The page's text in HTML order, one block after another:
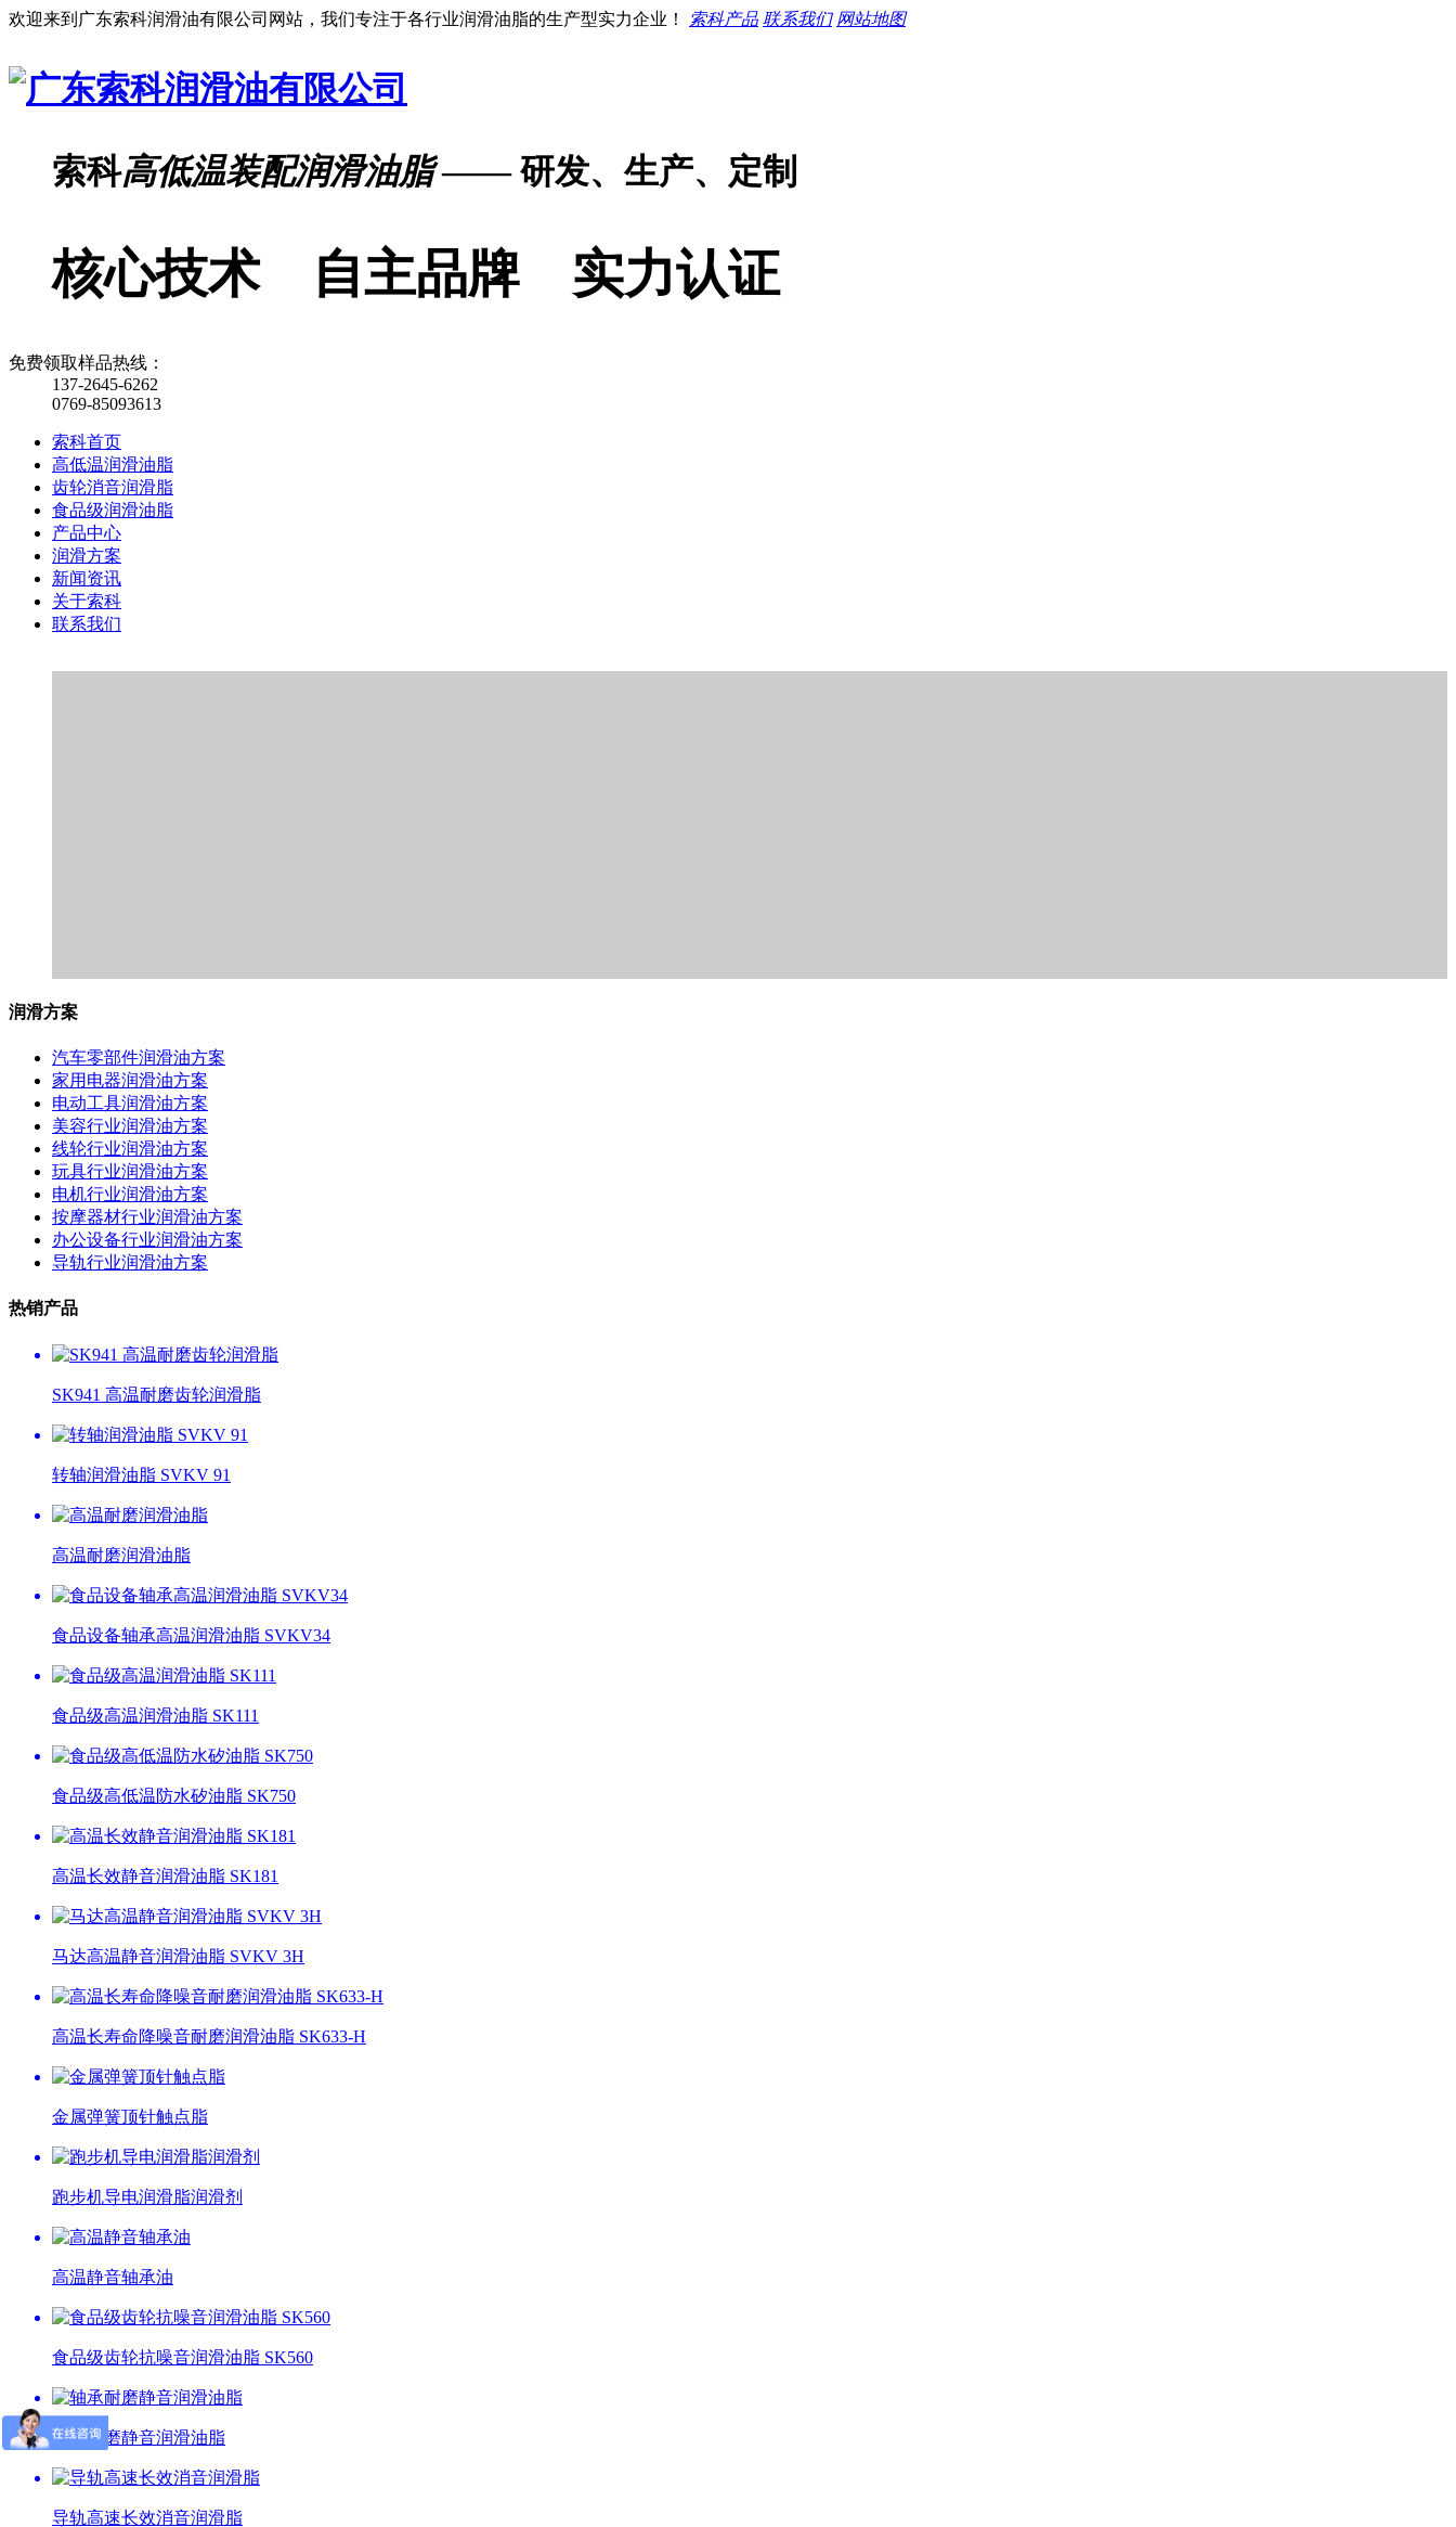
欢迎来到广东索科润滑油有限公司网站，我们专注于各行业润滑油脂的生产型实力企业！ 索科产品 联系我们 网站地图
索科高低温装配润滑油脂—— 研发、生产、定制
核心技术 自主品牌 实力认证
免费领取样品热线：
137-2645-6262
0769-85093613
索科首页
高低温润滑油脂
齿轮消音润滑脂
食品级润滑油脂
产品中心
润滑方案
新闻资讯
关于索科
联系我们
润滑方案
汽车零部件润滑油方案
家用电器润滑油方案
电动工具润滑油方案
美容行业润滑油方案
线轮行业润滑油方案
玩具行业润滑油方案
电机行业润滑油方案
按摩器材行业润滑油方案
办公设备行业润滑油方案
导轨行业润滑油方案
热销产品
SK941 高温耐磨齿轮润滑脂
转轴润滑油脂 SVKV 91
高温耐磨润滑油脂
食品设备轴承高温润滑油脂 SVKV34
食品级高温润滑油脂 SK111
食品级高低温防水矽油脂 SK750
高温长效静音润滑油脂 SK181
马达高温静音润滑油脂 SVKV 3H
高温长寿命降噪音耐磨润滑油脂 SK633-H
金属弹簧顶针触点脂
跑步机导电润滑脂润滑剂
高温静音轴承油
食品级齿轮抗噪音润滑油脂 SK560
轴承耐磨静音润滑油脂
导轨高速长效消音润滑脂